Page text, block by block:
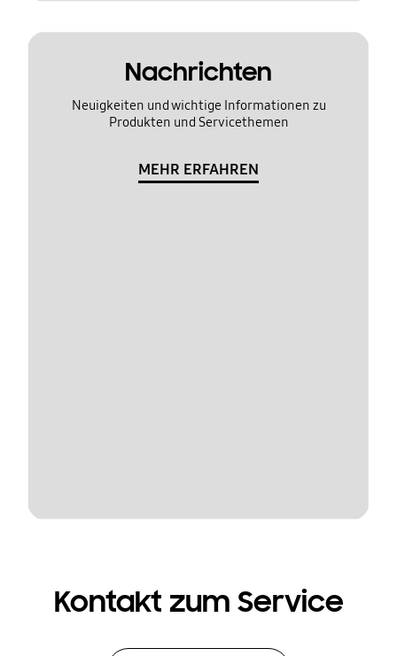
Nachrichten
Neuigkeiten und wichtige Informationen zu
Produkten und Servicethemen
MEHR ERFAHREN
Kontakt zum Service